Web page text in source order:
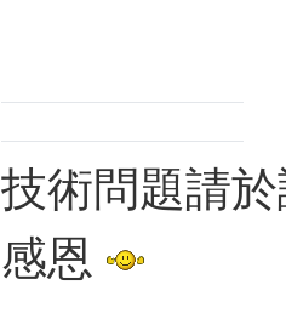
技術問題請
感恩